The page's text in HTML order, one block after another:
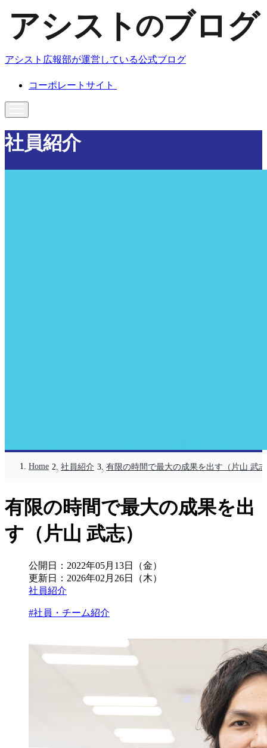
アシスト広報部が運営している公式ブログ
コーポレートサイト
社員紹介
Home 社員紹介 有限の時間で最大の成果を出す（片山 武
有限の時間で最大の成果を出
す（片山 武志）
公開日： 2022年05月13日（金）
更新日： 2026年02月26日（木）
社員紹介
#社員・チーム紹介